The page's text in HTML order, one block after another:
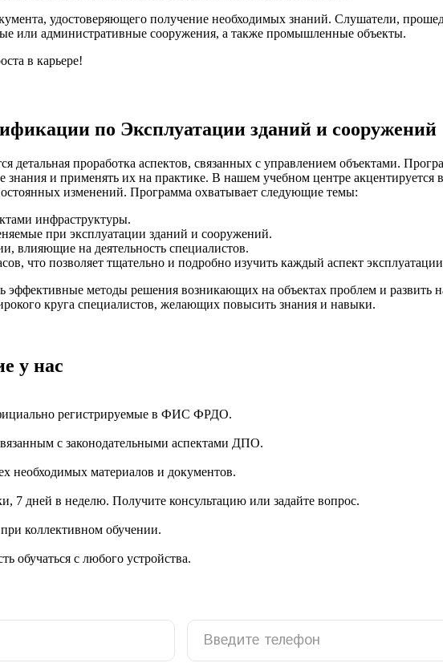
удостоверяющего получение необходимых знаний. Слушатели,
или административные сооружения, а также промышленные объекты.
в карьере!
по Эксплуатации зданий и сооружений
проработка аспектов, связанных с управлением объектами.
знания и применять их на практике. В нашем учебном центре
изменений. Программа охватывает следующие темы:
инфраструктуры.
при эксплуатации зданий и сооружений.
влияющие на деятельность специалистов.
что позволяет тщательно и подробно изучить каждый аспект
методы решения возникающих на объектах проблем и развить
круга специалистов, желающих повысить знания и навыки.
у нас
регистрируемые в ФИС ФРДО.
с законодательными аспектами ДПО.
необходимых материалов и документов.
7 дней в неделю. Получите консультацию или задайте вопрос.
коллективном обучении.
обучаться с любого устройства.